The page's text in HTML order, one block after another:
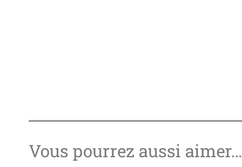
Vous pourrez aussi aimer…